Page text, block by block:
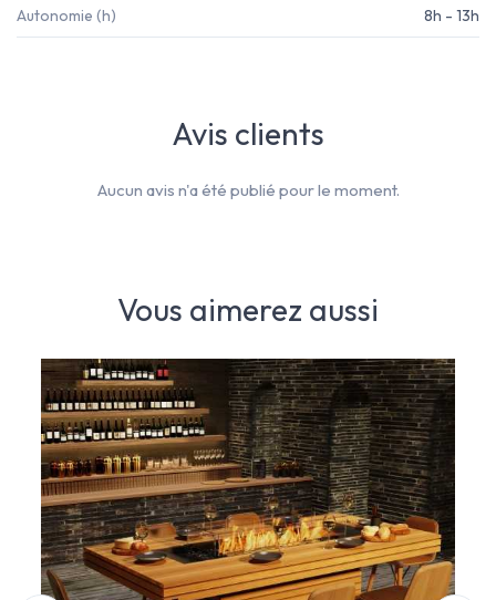
Autonomie (h) 8h - 13h
Vous aimerez aussi
Avis clients
Aucun avis n'a été publié pour le moment.